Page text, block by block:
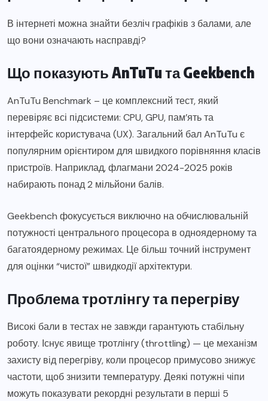
В інтернеті можна знайти безліч графіків з балами, але
що вони означають насправді?
Що показують AnTuTu та Geekbench
AnTuTu Benchmark – це комплексний тест, який
перевіряє всі підсистеми: CPU, GPU, пам’ять та
інтерфейс користувача (UX). Загальний бал AnTuTu є
популярним орієнтиром для швидкого порівняння класів
пристроїв. Наприклад, флагмани 2024-2025 років
набирають понад 2 мільйони балів.
Geekbench фокусується виключно на обчислювальній
потужності центрального процесора в одноядерному та
багатоядерному режимах. Це більш точний інструмент
для оцінки “чистої” швидкодії архітектури.
Проблема тротлінгу та перегріву
Високі бали в тестах не завжди гарантують стабільну
роботу. Існує явище тротлінгу (throttling) — це механізм
захисту від перегріву, коли процесор примусово знижує
частоти, щоб знизити температуру. Деякі потужні чіпи
можуть показувати рекордні результати в перші 5